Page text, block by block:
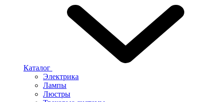
Каталог
Электрика
Лампы
Люстры